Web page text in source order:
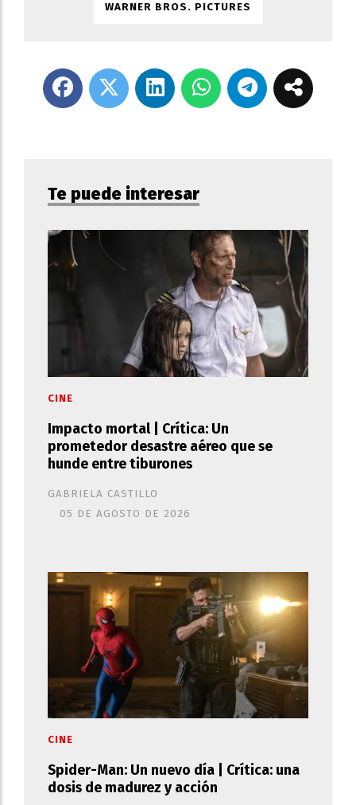
WARNER BROS. PICTURES
Te puede interesar
Impacto mortal | Crítica: Un
prometedor desastre aéreo que se
hunde entre tiburones
GABRIELA CASTILLO
CINE
05 DE AGOSTO DE 2026
Spider-Man: Un nuevo día | Crítica: una
dosis de madurez y acción
CINE